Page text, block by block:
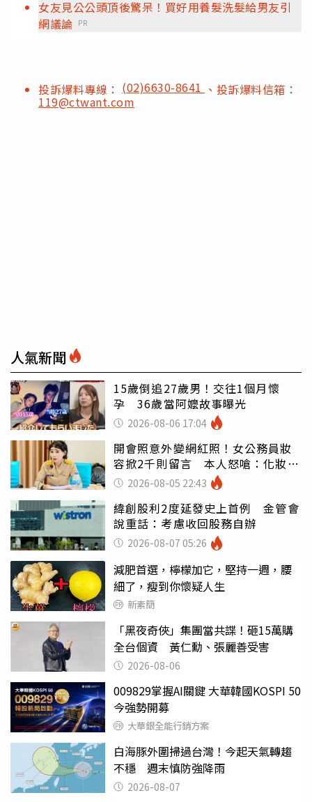
女友見公公頭頂後驚呆！買好用養髮洗髮給男友引
網議論 PR
投訴爆料專線： (02)6630-8641 、投訴爆料信箱：
119@ctwant.com
人氣新聞
15歲倒追27歲男！交往1個月懷
孕 36歲當阿嬤故事曝光
2026-08-06 17:04
開會照意外變網紅照！女公務員妝
容掀2千則留言 本人怒嗆：化妝有
錯嗎2026-08-05 22:43
緯創股利2度延發史上首例 金管會
說重話：考慮收回股務自辦
2026-08-07 05:26
減肥首選，檸檬加它，堅持一週，腰
細了，瘦到你懷疑人生
新素簡
「黑夜奇俠」集團當共諜！砸15萬購
全台個資 黃仁勳、張麗善受害
2026-08-06
009829掌握AI關鍵 大華韓國KOSPI 50
今強勢開募
大華銀全能行銷方案
白海豚外圍掃過台灣！今起天氣轉趨
不穩 週末慎防強降雨
2026-08-07